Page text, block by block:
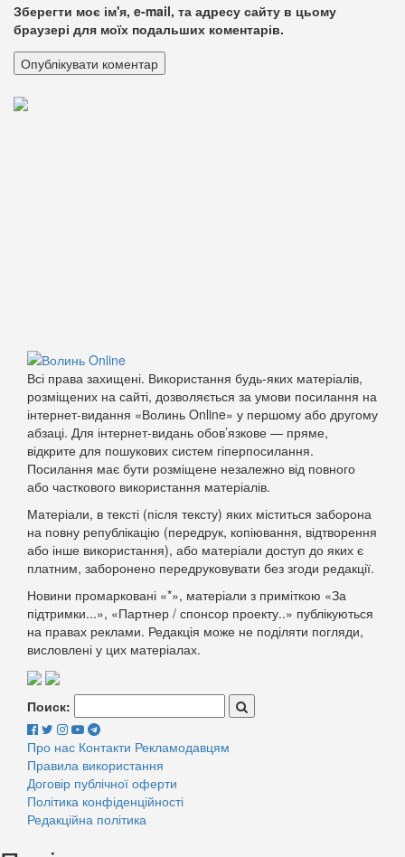
Зберегти моє ім'я, e-mail, та адресу сайту в цьому
браузері для моїх подальших коментарів.
Всі права захищені. Використання будь-яких матеріалів,
розміщених на сайті, дозволяється за умови посилання на
інтернет-видання «Волинь Online» у першому або другому
абзаці. Для інтернет-видань обов’язкове — пряме,
відкрите для пошукових систем гіперпосилання.
Посилання має бути розміщене незалежно від повного
або часткового використання матеріалів.
Матеріали, в тексті (після тексту) яких міститься заборона
на повну републікацію (передрук, копіювання, відтворення
або інше використання), або матеріали доступ до яких є
платним, заборонено передруковувати без згоди редакції.
Новини промарковані «*», матеріали з приміткою «За
підтримки...», «Партнер / спонсор проекту..» публікуються
на правах реклами. Редакція може не поділяти погляди,
висловлені у цих матеріалах.
Поиск:
Про нас Контакти Рекламодавцям
Правила використання
Договір публічної оферти
Політика конфіденційності
Редакційна політика